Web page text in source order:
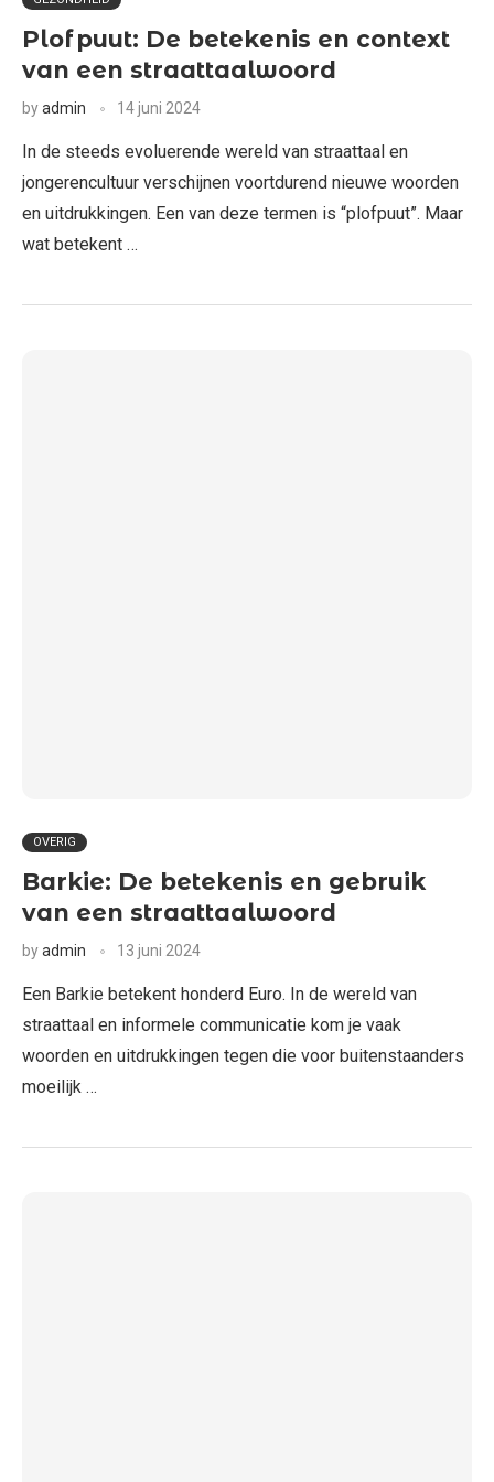
Plofpuut: De betekenis en context
van een straattaalwoord
byadmin 14 juni 2024
In de steeds evoluerende wereld van straattaal en
jongerencultuur verschijnen voortdurend nieuwe woorden
en uitdrukkingen. Een van deze termen is “plofpuut”. Maar
wat betekent …
OVERIG
Barkie: De betekenis en gebruik
van een straattaalwoord
byadmin 13 juni 2024
Een Barkie betekent honderd Euro. In de wereld van
straattaal en informele communicatie kom je vaak
woorden en uitdrukkingen tegen die voor buitenstaanders
moeilijk …